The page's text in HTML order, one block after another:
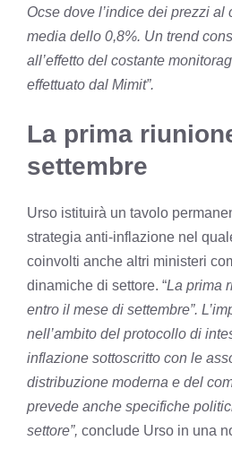
Ocse dove l’indice dei prezzi al
media dello 0,8%. Un trend
all’effetto del costante
effettuato dal Mimit”.
La prima
settembre
Urso istituirà un tavolo
strategia anti-inflazione nel
coinvolti anche altri ministeri
dinamiche di settore. “La prima
entro il mese di settembre”.
nell’ambito del protocollo di
inflazione sottoscritto con le
distribuzione moderna e del
prevede anche specifiche
settore”, conclude Urso in una